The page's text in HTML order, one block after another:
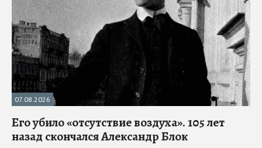
07.08.2026
Его убило «отсутствие воздуха». 105 лет
назад скончался Александр Блок